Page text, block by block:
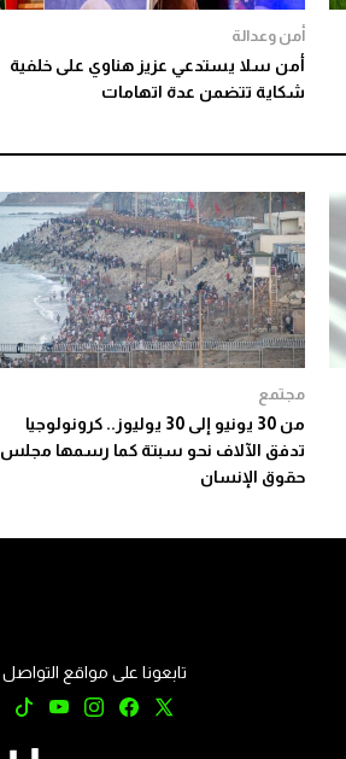
أمن وعدالة
أمن سلا يستدعي عزيز هناوي على خلفية
شكاية تتضمن عدة اتهامات
مجتمع
من 30 يونيو إلى 30 يوليوز.. كرونولوجيا
تدفق الآلاف نحو سبتة كما رسمها مجلس
حقوق الإنسان
تابعونا على مواقع التواصل